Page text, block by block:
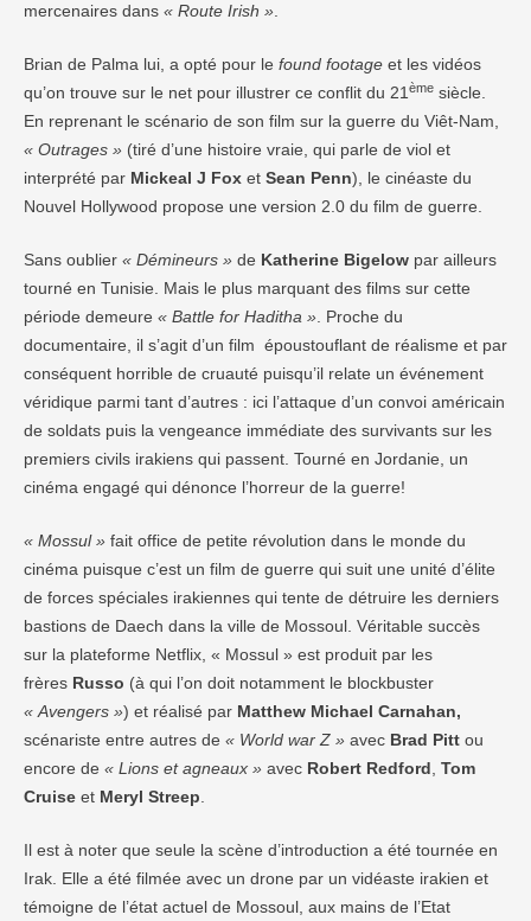
mercenaires dans « Route Irish »
Brian de Palma lui, a opté pour le found footage et les vidéos
qu’on trouve sur le net pour illustrer ce conflit du 21 ème siècle.
En reprenant le scénario de son film sur la guerre du Viêt-Nam,
« Outrages » (tiré d’une histoire vraie, qui parle de viol et
interprété par Mickeal J Fox et Sean Penn), le cinéaste du
Nouvel Hollywood propose une version 2.0 du film de guerre.
Sans oublier « Démineurs » de Katherine Bigelow par ailleurs
tourné en Tunisie. Mais le plus marquant des films sur cette
période demeure « Battle for Haditha » . Proche du
documentaire, il s’agit d’un film époustouflant de réalisme et par
conséquent horrible de cruauté puisqu’il relate un événement
véridique parmi tant d’autres : ici l’attaque d’un convoi américain
de soldats puis la vengeance immédiate des survivants sur les
premiers civils irakiens qui passent. Tourné en Jordanie, un
cinéma engagé qui dénonce l’horreur de la guerre!
« Mossul » fait office de petite révolution dans le monde du
cinéma puisque c’est un film de guerre qui suit une unité d’élite
de forces spéciales irakiennes qui tente de détruire les derniers
bastions de Daech dans la ville de Mossoul. Véritable succès
sur la plateforme Netflix, « Mossul » est produit par les
frères Russo (à qui l’on doit notamment le blockbuster
« Avengers ») et réalisé par Matthew Michael Carnahan,
scénariste entre autres de « World war Z » avec Brad Pitt ou
encore de « Lions et agneaux » avec Robert Redford Tom
Cruise et Meryl Streep
Il est à noter que seule la scène d’introduction a été tournée en
Irak. Elle a été filmée avec un drone par un vidéaste irakien et
témoigne de l’état actuel de Mossoul, aux mains de l’Etat